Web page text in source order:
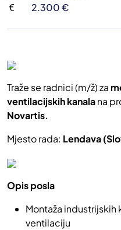
2.300 €
Traže se radnici (m/ž) za
ventilacijskih kanalana
Novartis.
Mjesto rada: Lendava
Opis posla
Montaža industrijskih
ventilaciju